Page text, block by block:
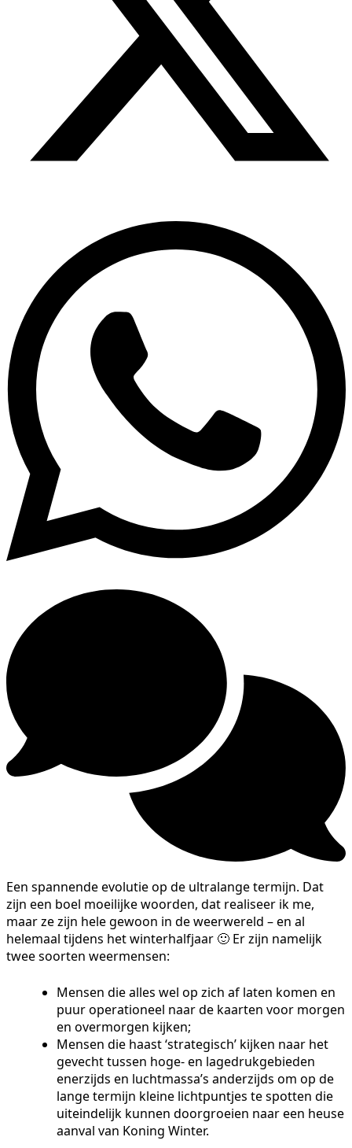
Een spannende evolutie op de ultralange termijn. Dat
zijn een boel moeilijke woorden, dat realiseer ik me,
maar ze zijn hele gewoon in de weerwereld – en al
helemaal tijdens het winterhalfjaar 🙂 Er zijn namelijk
twee soorten weermensen:
Mensen die alles wel op zich af laten komen en
puur operationeel naar de kaarten voor morgen
en overmorgen kijken;
Mensen die haast ‘strategisch’ kijken naar het
gevecht tussen hoge- en lagedrukgebieden
enerzijds en luchtmassa’s anderzijds om op de
lange termijn kleine lichtpuntjes te spotten die
uiteindelijk kunnen doorgroeien naar een heuse
aanval van Koning Winter.